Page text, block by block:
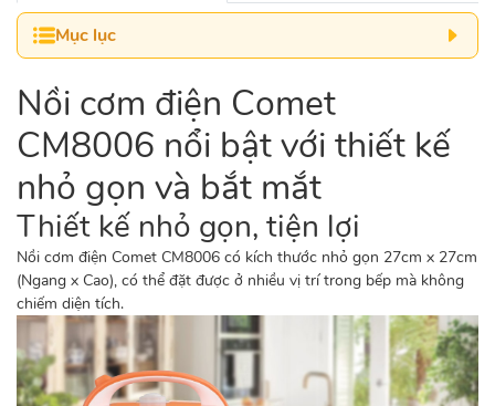
Mục lục
Nồi cơm điện Comet
CM8006 nổi bật với thiết kế
nhỏ gọn và bắt mắt
Thiết kế nhỏ gọn, tiện lợi
Nồi cơm điện Comet CM8006 có kích thước nhỏ gọn 27cm x 27cm
(Ngang x Cao), có thể đặt được ở nhiều vị trí trong bếp mà không
chiếm diện tích.